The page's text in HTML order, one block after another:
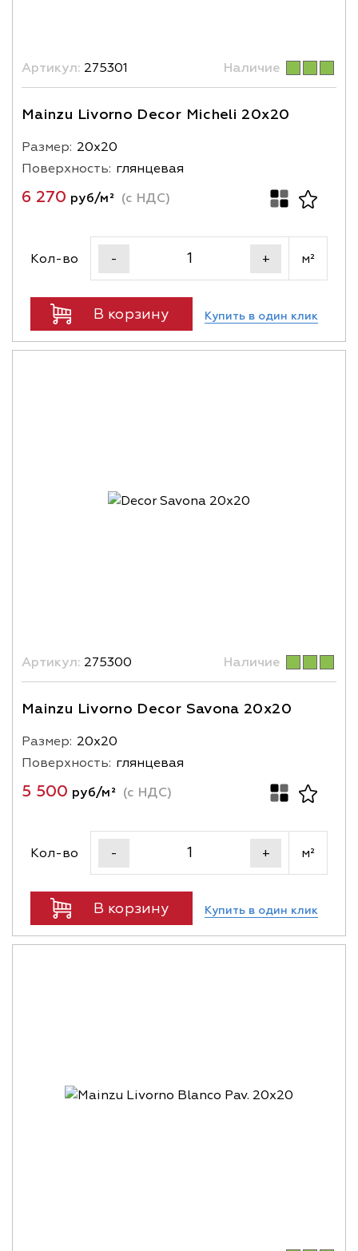
Артикул: 275301 Наличие
Mainzu Livorno Decor Micheli 20х20
Размер: 20х20
Поверхность: глянцевая
6 270 руб/м² (с НДС)
Кол-во - + м²
В корзину Купить в один клик
Артикул: 275300 Наличие
Mainzu Livorno Decor Savona 20х20
Размер: 20х20
Поверхность: глянцевая
5 500 руб/м² (с НДС)
Кол-во - + м²
В корзину Купить в один клик